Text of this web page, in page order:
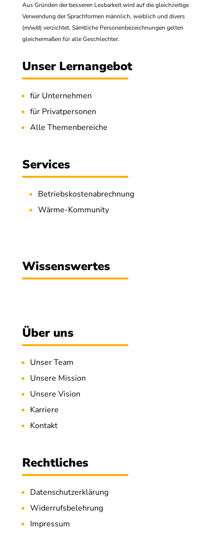
Aus Gründen der besseren Lesbarkeit wird auf die gleichzeitige
Verwendung der Sprachformen männlich, weiblich und divers
(m/w/d) verzichtet. Sämtliche Personenbezeichnungen gelten
gleichermaßen für alle Geschlechter.
Unser Lernangebot
für Unternehmen
für Privatpersonen
Alle Themenbereiche
Services
Betriebskostenabrechnung
Wärme-Kommunity
Wissenswertes
Über uns
Unser Team
Unsere Mission
Unsere Vision
Karriere
Kontakt
Rechtliches
Datenschutzerklärung
Widerrufsbelehrung
Impressum